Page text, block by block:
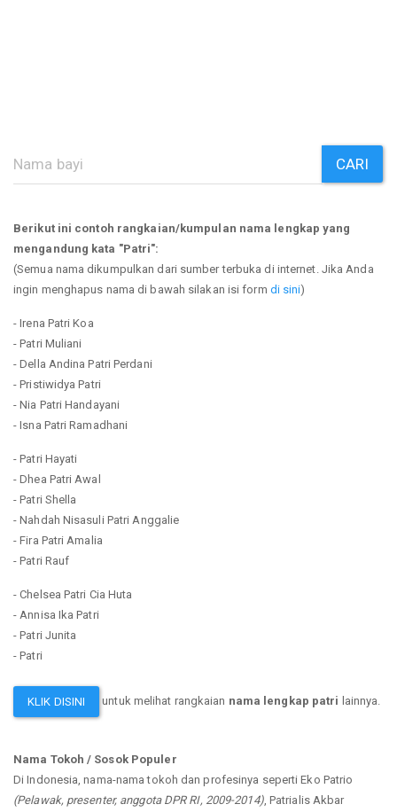
CARI
Berikut ini contoh rangkaian/kumpulan nama lengkap yang
mengandung kata "Patri":
(Semua nama dikumpulkan dari sumber terbuka di internet. Jika Anda
ingin menghapus nama di bawah silakan isi form di sini)
- Irena Patri Koa
- Patri Muliani
- Della Andina Patri Perdani
- Pristiwidya Patri
- Nia Patri Handayani
- Isna Patri Ramadhani
- Patri Hayati
- Dhea Patri Awal
- Patri Shella
- Nahdah Nisasuli Patri Anggalie
- Fira Patri Amalia
- Patri Rauf
- Chelsea Patri Cia Huta
- Annisa Ika Patri
- Patri Junita
- Patri
KLIK DISINI untuk melihat rangkaian nama lengkap patri lainnya.
Nama Tokoh / Sosok Populer
Di Indonesia, nama-nama tokoh dan profesinya seperti Eko Patrio
(Pelawak, presenter, anggota DPR RI, 2009-2014), Patrialis Akbar